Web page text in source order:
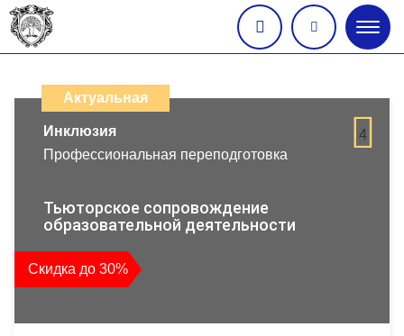
меню
дистанционных
образовательных
повышения
квалификации
и
профессиональной
Актуальная
4
Инклюзия
Профессиональная переподготовка
Тьюторское сопровождение
образовательной деятельности
Скидка до 30%